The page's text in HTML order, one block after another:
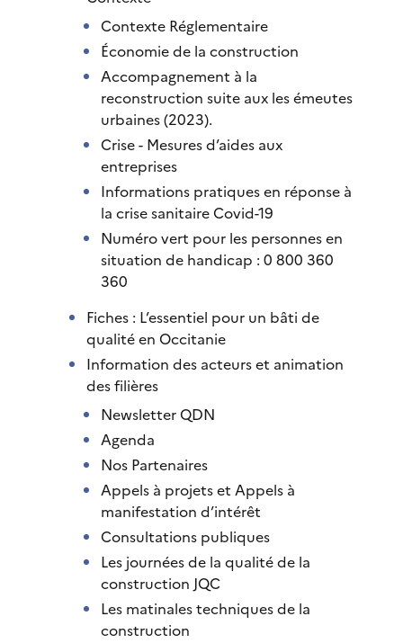
Contexte Réglementaire
Économie de la construction
Accompagnement à la
reconstruction suite aux les émeutes
urbaines (2023).
Crise - Mesures d’aides aux
entreprises
Informations pratiques en réponse à
la crise sanitaire Covid-19
Numéro vert pour les personnes en
situation de handicap : 0 800 360
360
Fiches : L’essentiel pour un bâti de
qualité en Occitanie
Information des acteurs et animation
des filières
Newsletter QDN
Agenda
Nos Partenaires
Appels à projets et Appels à
manifestation d’intérêt
Consultations publiques
Les journées de la qualité de la
construction JQC
Les matinales techniques de la
construction